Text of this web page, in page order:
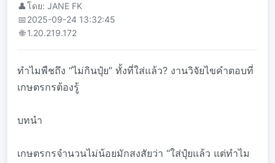
👤โดย: JANE FK
📅2025-09-24 13:32:45
🌐 1.20.219.172
ทำไมพืชถึง “ไม่กินปุ๋ย” ทั้งที่ใส่แล้ว? งานวิจัยไขคำตอบที่
เกษตรกรต้องรู้
บทนำ
เกษตรกรจำนวนไม่น้อยมักสงสัยว่า “ใส่ปุ๋ยแล้ว แต่ทำไม